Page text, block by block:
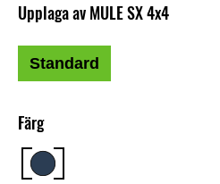
Färg
Upplaga av MULE SX 4x4
Standard